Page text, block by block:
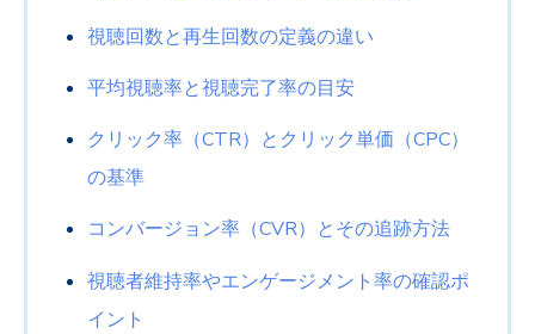
視聴回数と再生回数の定義の違い
平均視聴率と視聴完了率の目安
クリック率（CTR）とクリック単価（CPC）
の基準
コンバージョン率（CVR）とその追跡方法
視聴者維持率やエンゲージメント率の確認ポ
イント